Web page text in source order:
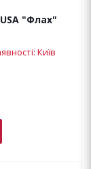
"Флах"
Київ